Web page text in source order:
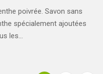
poivrée. Savon sans
spécialement ajoutées
les…